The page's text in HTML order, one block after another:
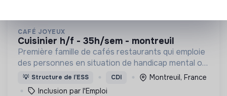
CAFÉ JOYEUX
cuisinier h/f - 35h/sem - montreuil
Première famille de cafés restaurants qui emploie
des personnes en situation de handicap mental ou
cognitif, Café joyeux poursuit sa croissance au
service de l'inclusion avec déjà plusieurs cafés.
💡 Structure de l’ESS CDI
Montreuil, France
Inclusion par l'Emploi